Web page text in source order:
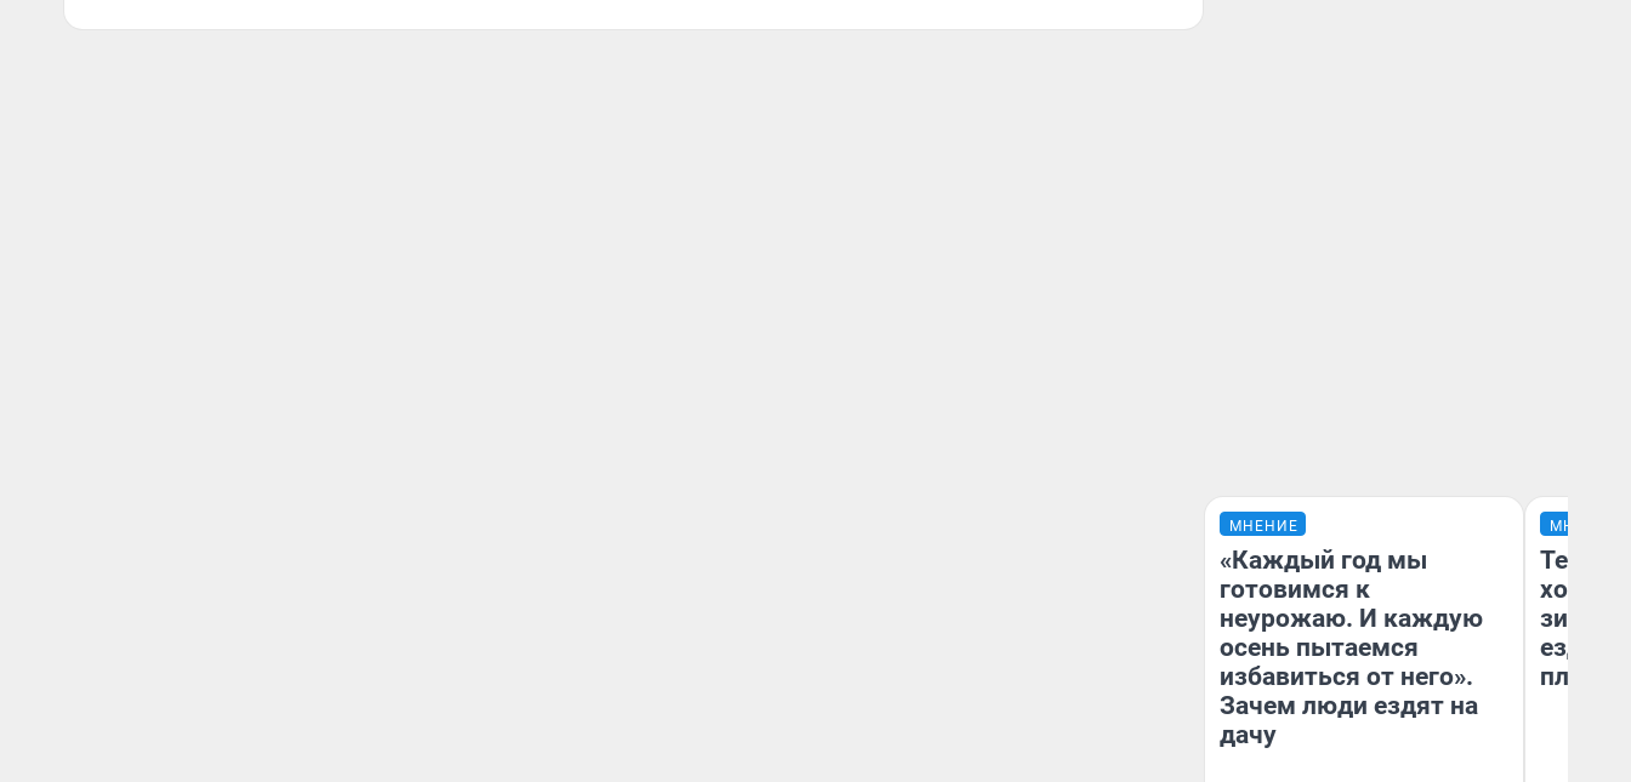
МНЕНИЕ
«Каждый год мы
готовимся к
неурожаю. И каждую
осень пытаемся
избавиться от него».
Зачем люди ездят на
дачу
МНЕНИЕ
Тепло
зимой.
ездит
плюсы